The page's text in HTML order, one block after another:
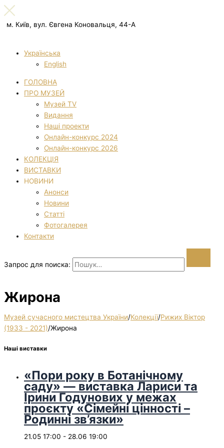
м. Київ, вул. Євгена Коновальця, 44-А
Українська
English
ГОЛОВНА
ПРО МУЗЕЙ
Музей TV
Видання
Наші проекти
Онлайн-конкурс 2024
Онлайн-конкурс 2026
КОЛЕКЦІЯ
ВИСТАВКИ
НОВИНИ
Анонси
Новини
Статті
Фотогалерея
Контакти
Запрос для поиска:
Жирона
Музей сучасного мистецтва України/Колекції/Рижих Віктор
(1933 - 2021)/Жирона
Наші виставки
«Пори року в Ботанічному
саду» — виставка Лариси та
Ірини Годунових у межах
проєкту «Сімейні цінності –
Родинні зв’язки»
21.05 17:00 - 28.06 19:00